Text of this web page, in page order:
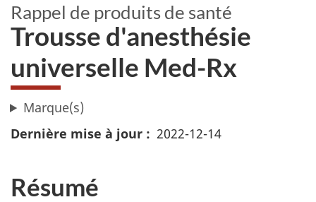
Rappel de produits de santé
Trousse d'anesthésie
universelle Med-Rx
Marque(s)
Dernière mise à jour
2022-12-14
Résumé